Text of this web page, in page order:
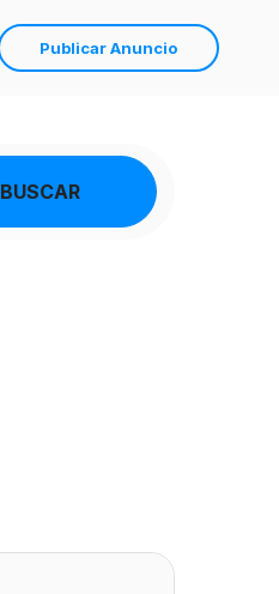
Publicar Anuncio
BUSCAR